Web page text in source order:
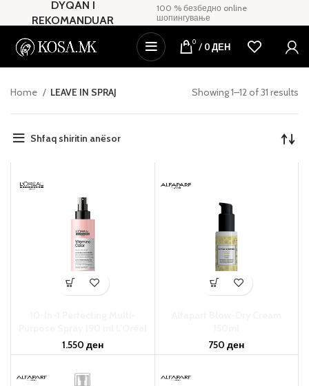
DYQAN I
REKOMANDUAR
100 % безбедно online
шопингување
0 / 0ДЕН
Home LEAVE IN SPRAJ Showing 1–12 of 31 results
Shfaq shiritin anësor
1.550 ден
750ден